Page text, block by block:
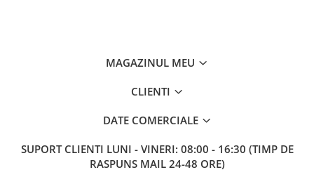
MAGAZINUL MEU
CLIENTI
DATE COMERCIALE
SUPORT CLIENTI LUNI - VINERI: 08:00 - 16:30 (TIMP DE
RASPUNS MAIL 24-48 ORE)